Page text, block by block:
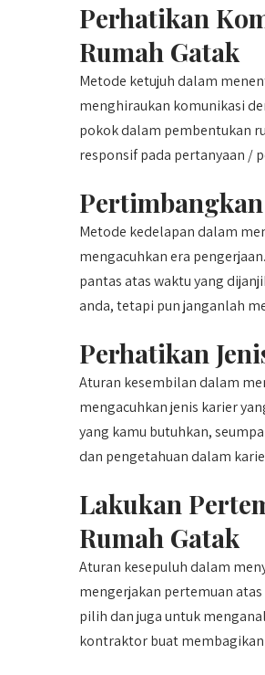
Perhatikan
Rumah Gatak
Metode ketujuh dalam
menghiraukan komunikasi
pokok dalam pembentukan
responsif pada pertanyaan /
Metode kedelapan dalam
mengacuhkan era
pantas atas waktu yang
anda, tetapi pun janganlah
Perhatikan
Aturan kesembilan dalam
mengacuhkan jenis karier
yang kamu butuhkan,
dan pengetahuan dalam
Lakukan
Rumah Gatak
Aturan kesepuluh dalam
mengerjakan pertemuan
pilih dan juga untuk
kontraktor buat